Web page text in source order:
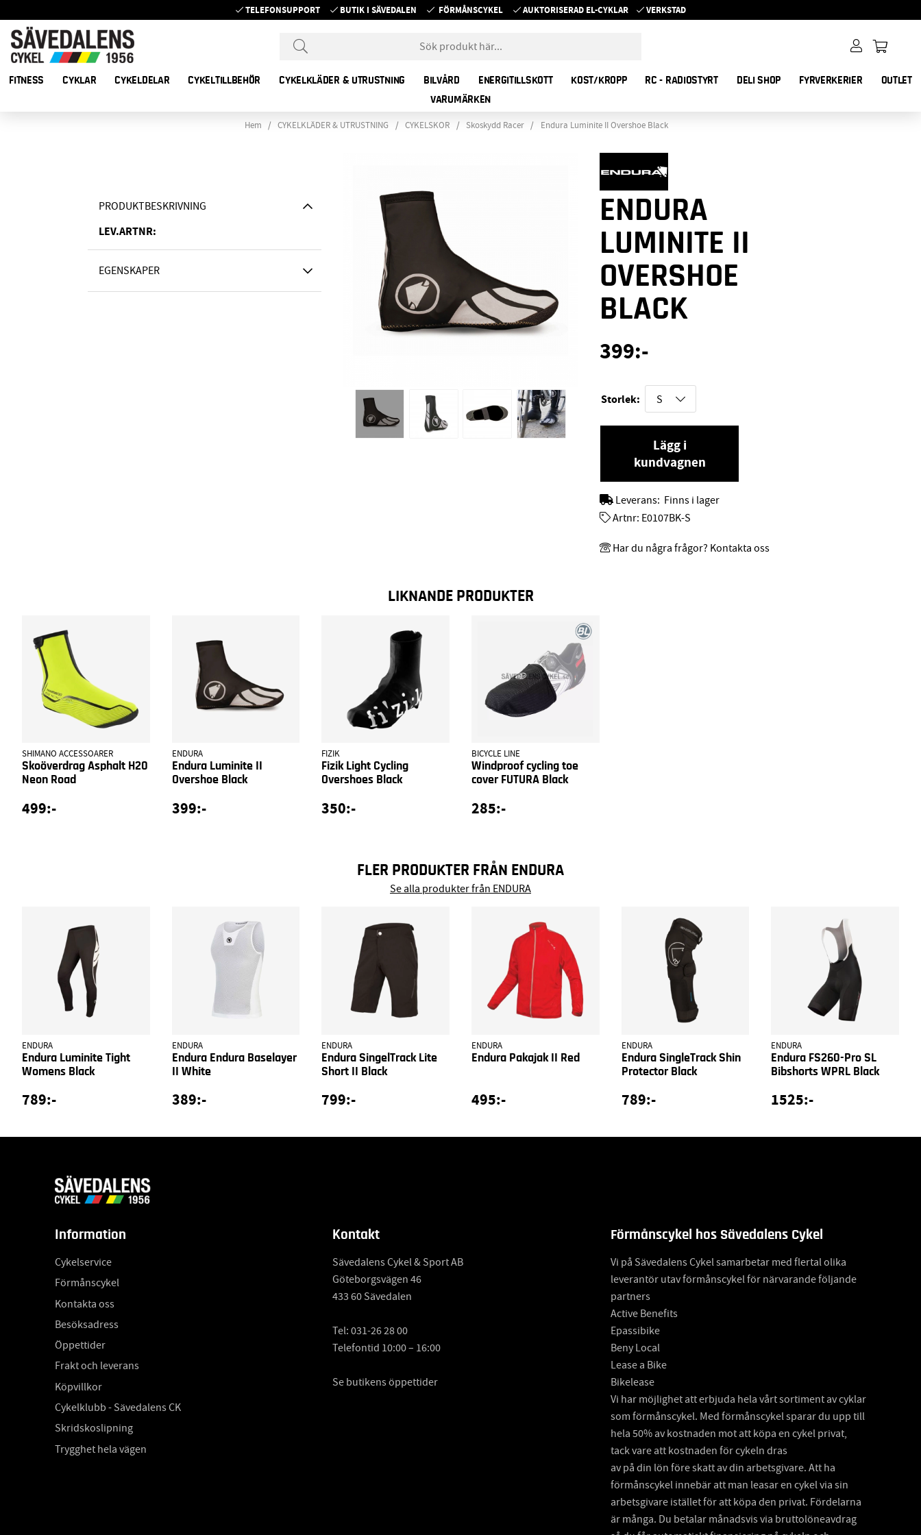
TELEFONSUPPORT BUTIK I SÄVEDALEN FÖRMÅNSCYKEL AUKTORISERAD EL-CYKLAR VERKSTAD
FITNESS CYKLAR CYKELDELAR CYKELTILLBEHÖR CYKELKLÄDER & UTRUSTNING BILVÅRD ENERGITILLSKOTT KOST/KROPP RC - RADIOSTYRT DELI SHOP FYRVERKERIER
OUTLET
VARUMÄRKEN
Hem CYKELKLÄDER & UTRUSTNING CYKELSKOR Skoskydd Racer Endura Luminite II Overshoe Black
PRODUKTBESKRIVNING
LEV.ARTNR:
EGENSKAPER
ENDURA
LUMINITE II
OVERSHOE
BLACK
399:-
Storlek:
Lägg i
kundvagnen
Leverans: Finns i lager
Artnr: E0107BK-S
Har du några frågor? Kontakta oss
LIKNANDE PRODUKTER
SHIMANO ACCESSOARER
Skoöverdrag Asphalt H20
Neon Road
499:-
ENDURA
Endura Luminite II
Overshoe Black
399:-
FIZIK
Fizik Light Cycling
Overshoes Black
350:-
BICYCLE LINE
Windproof cycling toe
cover FUTURA Black
285:-
FLER PRODUKTER FRÅN ENDURA
Se alla produkter från ENDURA
ENDURA
Endura Luminite Tight
Womens Black
789:-
ENDURA
Endura Endura Baselayer
II White
389:-
ENDURA
Endura SingelTrack Lite
Short II Black
799:-
ENDURA
Endura Pakajak II Red
495:-
ENDURA
Endura SingleTrack Shin
Protector Black
789:-
ENDURA
Endura FS260-Pro SL
Bibshorts WPRL Black
1525:-
Information
Cykelservice
Förmånscykel
Kontakta oss
Besöksadress
Öppettider
Frakt och leverans
Köpvillkor
Cykelklubb - Sävedalens CK
Skridskoslipning
Trygghet hela vägen
Kontakt
Sävedalens Cykel & Sport AB
Göteborgsvägen 46
433 60 Sävedalen
Tel:031-26 28 00
Telefontid 10:00 – 16:00
Se butikens öppettider
Förmånscykel hos Sävedalens Cykel
Vi på Sävedalens Cykel samarbetar med flertal olika
leverantör utav förmånscykel för närvarande följande
partners
Active Benefits
Epassibike
Beny Local
Lease a Bike
Bikelease
Vi har möjlighet att erbjuda hela vårt sortiment av cyklar
som förmånscykel. Med förmånscykel sparar du upp till
hela 50% av kostnaden mot att köpa en cykel privat,
tack vare att kostnaden för cykeln dras
av på din lön före skatt av din arbetsgivare. Att ha
förmånscykel innebär att man leasar en cykel via sin
arbetsgivare istället för att köpa den privat. Fördelarna
är många. Du betalar månadsvis via bruttolöneavdrag